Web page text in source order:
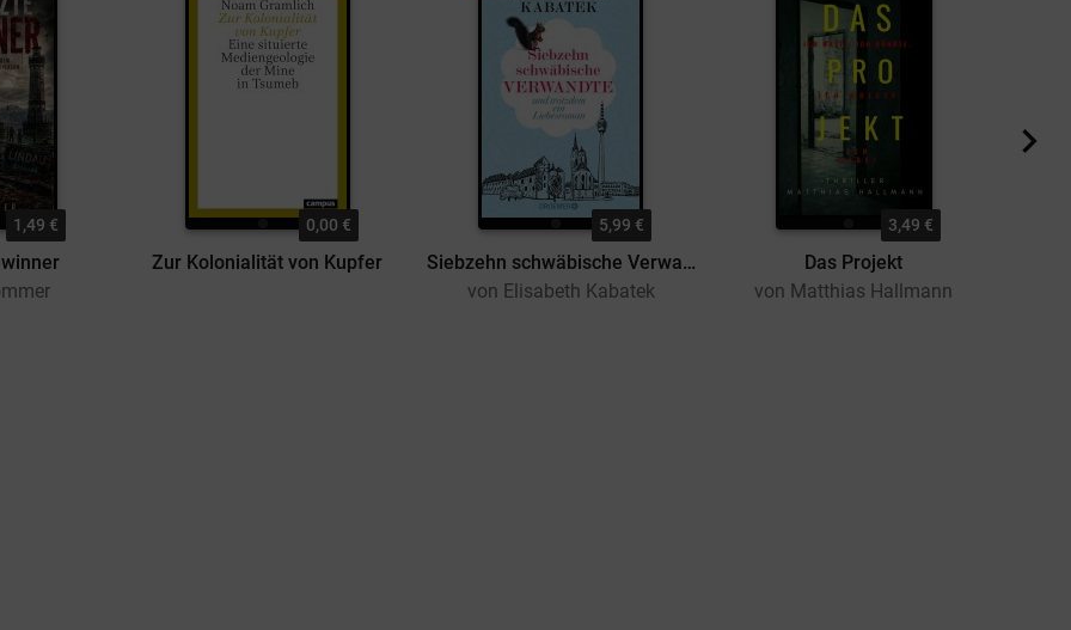
1,49 € 0,00 €
Zur Kolonialität von Kupfer
5,99 €
Siebzehn schwäbische Verwandte
von Elisabeth Kabatek
3,49 €
Das Projekt
von Matthias Hallmann